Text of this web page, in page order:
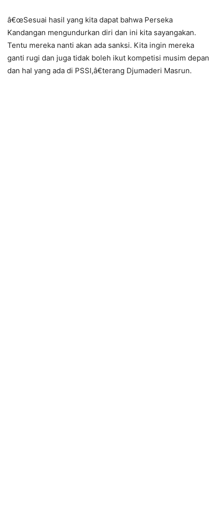
â€œSesuai hasil yang kita dapat bahwa Perseka
Kandangan mengundurkan diri dan ini kita sayangakan.
Tentu mereka nanti akan ada sanksi. Kita ingin mereka
ganti rugi dan juga tidak boleh ikut kompetisi musim depan
dan hal yang ada di PSSI,â€terang Djumaderi Masrun.